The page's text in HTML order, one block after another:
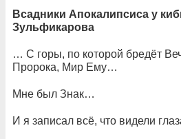
Всадники Апокалипсиса у
Зульфикарова
… С горы, по которой бредёт
Пророка, Мир Ему…
Мне был Знак…
И я записал всё, что видели